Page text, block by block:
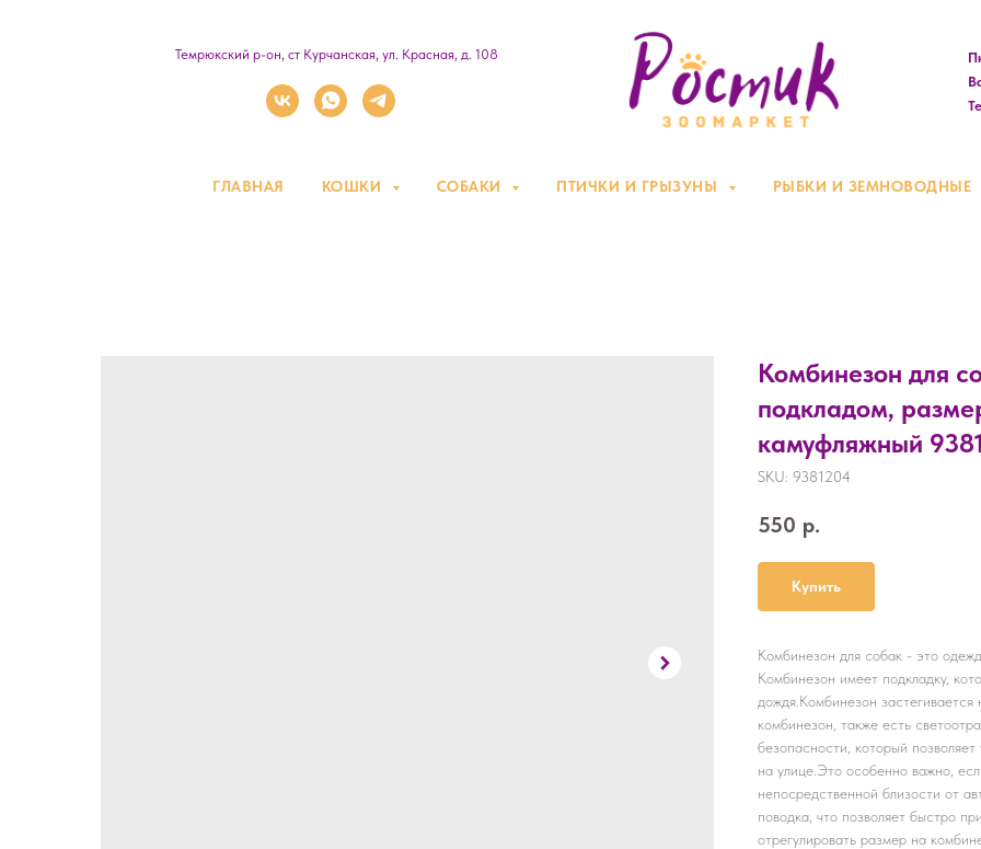
Темрюкский р-он, ст Курчанская, ул. Красная, д. 108
ГЛАВНАЯ КОШКИ СОБАКИ ПТИЧКИ И ГРЫЗУНЫ РЫБКИ И ЗЕМНОВОДНЫЕ
Комбинезон для
подкладом,
камуфляжный
SKU: 9381204
550 р.
Купить
Комбинезон для собак - это
Комбинезон имеет подкладку,
дождя.Комбинезон
комбинезон, также есть
безопасности, который
на улице.Это особенно важно,
непосредственной близости от
поводка, что позволяет быстро
отрегулировать размер на